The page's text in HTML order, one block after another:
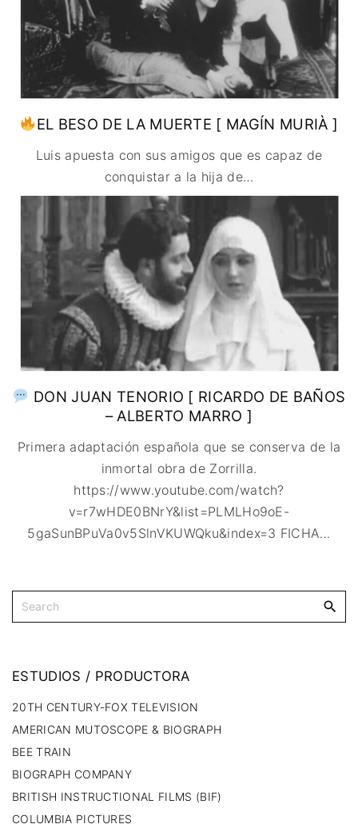
EL BESO DE LA MUERTE [ MAGÍN MURIÀ ]
Luis apuesta con sus amigos que es capaz de
conquistar a la hija de…
DON JUAN TENORIO [ RICARDO DE BAÑOS
– ALBERTO MARRO ]
Primera adaptación española que se conserva de la
inmortal obra de Zorrilla.
https://www.youtube.com/watch?
v=r7wHDE0BNrY&list=PLMLHo9oE-
5gaSunBPuVa0v5SlnVKUWQku&index=3 FICHA…
ESTUDIOS / PRODUCTORA
20TH CENTURY-FOX TELEVISION
AMERICAN MUTOSCOPE & BIOGRAPH
BEE TRAIN
BIOGRAPH COMPANY
BRITISH INSTRUCTIONAL FILMS (BIF)
COLUMBIA PICTURES